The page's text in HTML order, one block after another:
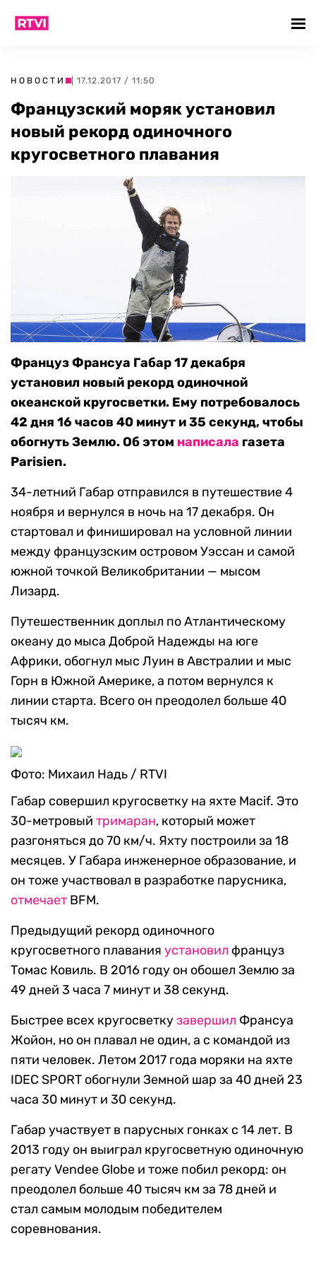
НОВОСТИ | 17.12.2017 / 11:50
Французский моряк установил
новый рекорд одиночного
кругосветного плавания
Француз Франсуа Габар 17 декабря
установил новый рекорд одиночной
океанской кругосветки. Ему потребовалось
42 дня 16 часов 40 минут и 35 секунд, чтобы
обогнуть Землю. Об этом написала газета
Parisien.
34-летний Габар отправился в путешествие 4
ноября и вернулся в ночь на 17 декабря. Он
стартовал и финишировал на условной линии
между французским островом Уэссан и самой
южной точкой Великобритании — мысом
Лизард.
Путешественник доплыл по Атлантическому
океану до мыса Доброй Надежды на юге
Африки, обогнул мыс Луин в Австралии и мыс
Горн в Южной Америке, а потом вернулся к
линии старта. Всего он преодолел больше 40
тысяч км.
Фото: Михаил Надь / RTVI
Габар совершил кругосветку на яхте Macif. Это
30-метровый тримаран, который может
разгоняться до 70 км/ч. Яхту построили за 18
месяцев. У Габара инженерное образование, и
он тоже участвовал в разработке парусника,
отмечает BFM.
Предыдущий рекорд одиночного
кругосветного плавания установил француз
Томас Ковиль. В 2016 году он обошел Землю за
49 дней 3 часа 7 минут и 38 секунд.
Быстрее всех кругосветкузавершил Франсуа
Жойон, но он плавал не один, а с командой из
пяти человек. Летом 2017 года моряки на яхте
IDEC SPORT обогнули Земной шар за 40 дней 23
часа 30 минут и 30 секунд.
Габар участвует в парусных гонках с 14 лет. В
2013 году он выиграл кругосветную одиночную
регату Vendee Globe и тоже побил рекорд: он
преодолел больше 40 тысяч км за 78 дней и
стал самым молодым победителем
соревнования.